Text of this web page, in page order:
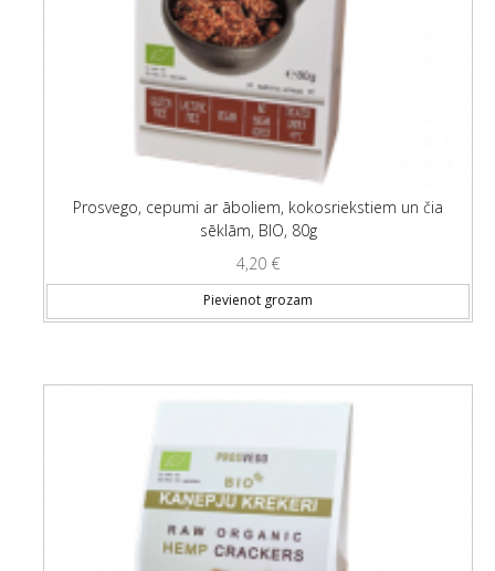
Prosvego, cepumi ar āboliem, kokosriekstiem un čia
sēklām, BIO, 80g
4,20 €
Pievienot grozam